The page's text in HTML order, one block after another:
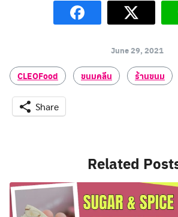
June 29, 2021
CLEOFood ขนมคลีน ร้านขนม
Share
Related